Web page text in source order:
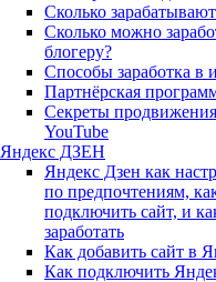
Сколько
Сколько можно
блогеру?
Способы заработка в
Партнёрская
Секреты продвижения
YouTube
Яндекс ДЗЕН
Яндекс Дзен как
по предпочтениям,
подключить сайт, и
заработать
Как добавить сайт в
Как подключить